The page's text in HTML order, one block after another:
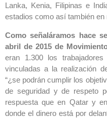
Lanka, Kenia, Filipinas e
estadios como así también
Como señaláramos hace
abril de 2015 de
eran 1.300 los
vinculadas a la realización
“¿se podrán cumplir los
de seguridad y de respeto
respuesta que en Qatar y
donde el dinero está por